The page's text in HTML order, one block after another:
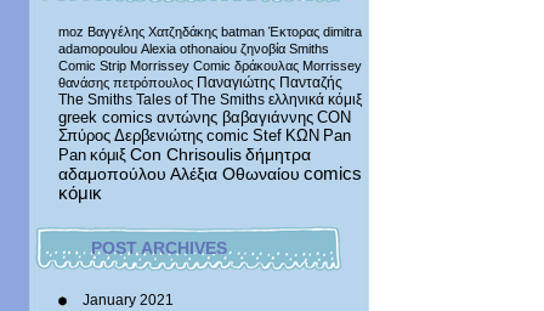
moz Βαγγέλης Χατζηδάκης batman Έκτορας dimitra
adamopoulou Alexia othonaiou ζηνοβία Smiths
Comic Strip Morrissey Comic δράκουλας Morrissey
θανάσης πετρόπουλος Παναγιώτης Πανταζής
The Smiths Tales of The Smiths ελληνικά κόμιξ
greek comics αντώνης βαβαγιάννης CON
Σπύρος Δερβενιώτης comic Stef ΚΩΝ Pan
Pan κόμιξ Con Chrisoulis δήμητρα
αδαμοπούλου Αλέξια Οθωναίου comics
κόμικ
POST ARCHIVES
January 2021